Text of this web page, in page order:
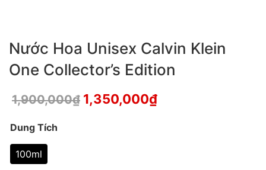
Nước Hoa Unisex Calvin Klein
One Collector’s Edition
1,900,000₫ 1,350,000₫
Dung Tích
100ml